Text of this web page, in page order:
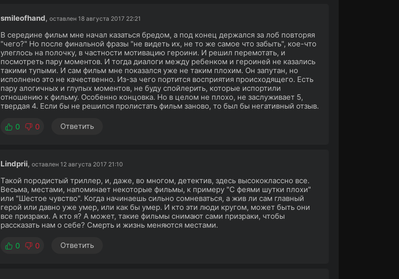
smileofhand, оставлен 18 августа 2017 22:21
В середине фильм мне начал казаться бредом, а под конец держался за лоб повторяя
"чего?" Но после финальной фразы "не видеть их, не то же самое что забыть", кое-что
улеглось на полочку, в частности мотивацию героини. И решил перемотать, и
посмотреть пару моментов. И тогда диалоги между ребенком и героиней не казались
такими тупыми. И сам фильм мне показался уже не таким плохим. Он запутан, но
исполнено это не качественно. Из-за чего портится восприятия происходящего. Есть
пару алогичных и глупых моментов, не буду спойлерить, которые испортили
отношению к фильму. Особенно концовка. Но в целом не плохо, не заслуживает 5,
твердая 4. Если бы не решился пролистать фильм заново, то был бы негативный отзыв.
0 0 Ответить
Lindprii, оставлен 12 августа 2017 21:10
Такой породистый триллер, и, даже, во многом, детектив, здесь высококлассно все.
Весьма, местами, напоминает некоторые фильмы, к примеру "С феями шутки плохи"
или "Шестое чувство". Когда начинаешь сильно сомневаться, а жив ли сам главный
герой или давно уже умер, или как бы умер. И кто эти люди кругом, может быть они
все призраки. А кто я? А может, такие фильмы снимают сами призраки, чтобы
рассказать нам о себе? Смерть и жизнь меняются местами.
0 0 Ответить